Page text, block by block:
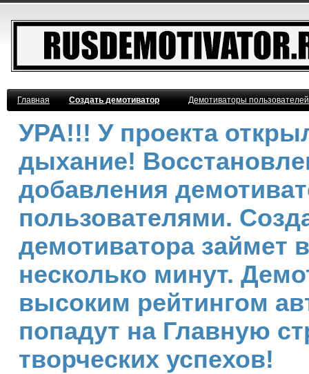
Главная Создать демотиватор Демотиваторы
УРА!!! У проекта
дыхание!
добавления
пользователями.
демотиватора займет
несколько минут.
высоким рейтингом
попадут на Главную
творческих успехов!